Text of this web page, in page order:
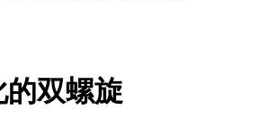
双螺旋